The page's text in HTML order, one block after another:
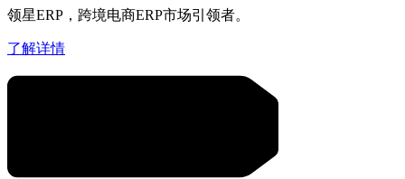
领星ERP，跨境电商ERP市场引领者。
了解详情